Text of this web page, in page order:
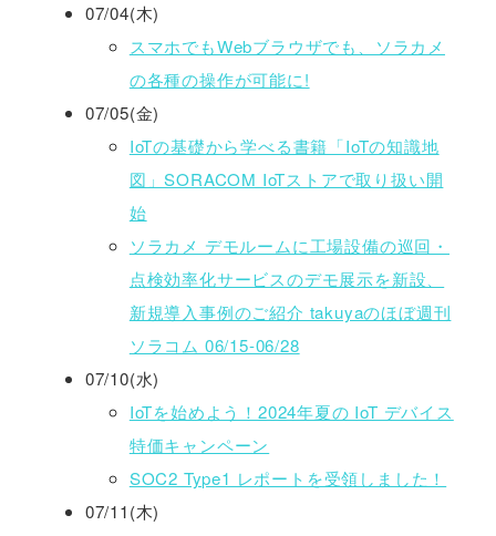
07/04(木)
スマホでもWebブラウザでも、ソラカメ
の各種の操作が可能に!
07/05(金)
IoTの基礎から学べる書籍「IoTの知識地
図」SORACOM IoTストアで取り扱い開
始
ソラカメ デモルームに工場設備の巡回・
点検効率化サービスのデモ展示を新設、
新規導入事例のご紹介 takuyaのほぼ週刊
ソラコム 06/15-06/28
07/10(水)
IoTを始めよう！2024年夏の IoT デバイス
特価キャンペーン
SOC2 Type1 レポートを受領しました！
07/11(木)